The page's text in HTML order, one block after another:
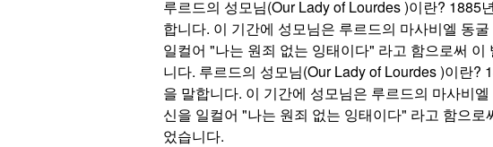
루르드의 성모님(Our Lady of Lourdes )이란?
합니다. 이 기간에 성모님은 루르드의 마사비엘 동
일컬어 "나는 원죄 없는 잉태이다" 라고 함으로써
니다. 루르드의 성모님(Our Lady of Lourdes )이란
을 말합니다. 이 기간에 성모님은 루르드의 마사비
신을 일컬어 "나는 원죄 없는 잉태이다" 라고 함으
었습니다.